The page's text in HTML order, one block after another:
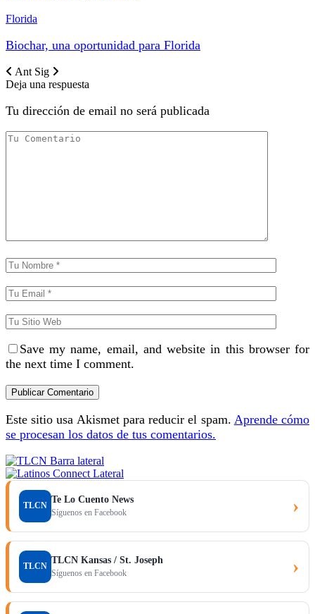
Florida
Biochar, una oportunidad para Florida
Ant Sig
Deja una respuesta
Tu dirección de email no será publicada
Save my name, email, and website in this browser for
the next time I comment.
Este sitio usa Akismet para reducir el spam. Aprende cómo
se procesan los datos de tus comentarios.
TLCN
Te Lo Cuento News
Síguenos en Facebook ›
TLCN
TLCN Kansas / St. Joseph
Síguenos en Facebook ›